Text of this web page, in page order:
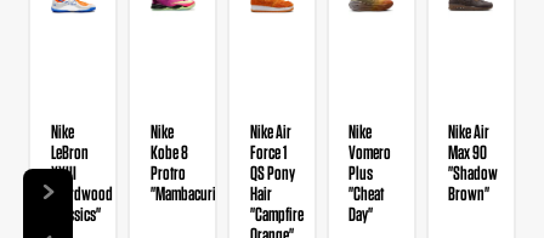
Nike
LeBron
XXIII
"Hardwood
Classics"
Nike
Kobe 8
Protro
"Mambacurial"
Nike Air
Force 1
QS Pony
Hair
"Campfire
Orange"
Nike
Vomero
Plus
"Cheat
Day"
Nike Air
Max 90
"Shadow
Brown"